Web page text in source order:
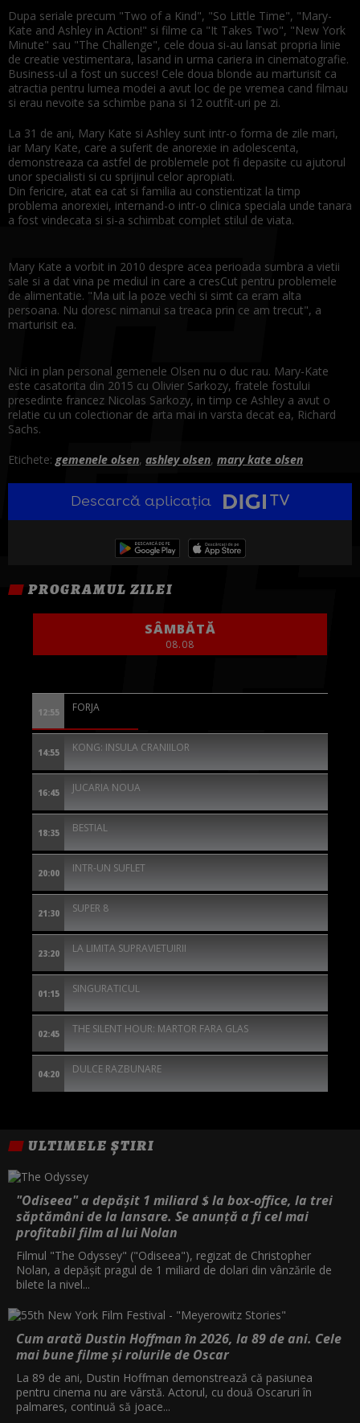
Dupa seriale precum "Two of a Kind", "So Little Time", "Mary-
Kate and Ashley in Action!" si filme ca "It Takes Two", "New York
Minute" sau "The Challenge", cele doua si-au lansat propria linie
de creatie vestimentara, lasand in urma cariera in cinematografie.
Business-ul a fost un succes! Cele doua blonde au marturisit ca
atractia pentru lumea modei a avut loc de pe vremea cand filmau
si erau nevoite sa schimbe pana si 12 outfit-uri pe zi.
La 31 de ani, Mary Kate si Ashley sunt intr-o forma de zile mari,
iar Mary Kate, care a suferit de anorexie in adolescenta,
demonstreaza ca astfel de problemele pot fi depasite cu ajutorul
unor specialisti si cu sprijinul celor apropiati.
Din fericire, atat ea cat si familia au constientizat la timp
problema anorexiei, internand-o intr-o clinica speciala unde tanara
a fost vindecata si si-a schimbat complet stilul de viata.
Mary Kate a vorbit in 2010 despre acea perioada sumbra a vietii
sale si a dat vina pe mediul in care a cresCut pentru problemele
de alimentatie. "Ma uit la poze vechi si simt ca eram alta
persoana. Nu doresc nimanui sa treaca prin ce am trecut", a
marturisit ea.
Nici in plan personal gemenele Olsen nu o duc rau. Mary-Kate
este casatorita din 2015 cu Olivier Sarkozy, fratele fostului
presedinte francez Nicolas Sarkozy, in timp ce Ashley a avut o
relatie cu un colectionar de arta mai in varsta decat ea, Richard
Sachs.
Etichete: gemenele olsen, ashley olsen, mary kate olsen
Descarcă aplicația
PROGRAMUL ZILEI
SÂMBĂTĂ
08.08
12:55 FORJA
14:55 KONG: INSULA CRANIILOR
16:45 JUCARIA NOUA
18:35 BESTIAL
20:00 INTR-UN SUFLET
21:30 SUPER 8
23:20 LA LIMITA SUPRAVIETUIRII
01:15 SINGURATICUL
02:45 THE SILENT HOUR: MARTOR FARA GLAS
04:20 DULCE RAZBUNARE
ULTIMELE ȘTIRI
"Odiseea" a depășit 1 miliard $ la box-office, la trei
săptămâni de la lansare. Se anunță a fi cel mai
profitabil film al lui Nolan
Filmul "The Odyssey" ("Odiseea"), regizat de Christopher
Nolan, a depăşit pragul de 1 miliard de dolari din vânzările de
bilete la nivel...
Cum arată Dustin Hoffman în 2026, la 89 de ani. Cele
mai bune filme și rolurile de Oscar
La 89 de ani, Dustin Hoffman demonstrează că pasiunea
pentru cinema nu are vârstă. Actorul, cu două Oscaruri în
palmares, continuă să joace...